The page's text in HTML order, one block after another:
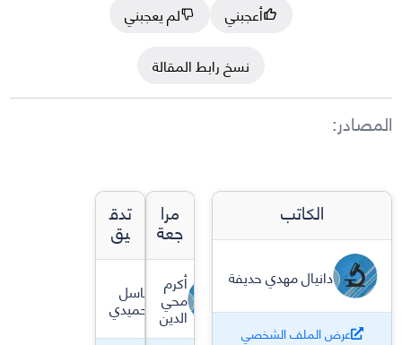
أعجبني
لم يعجبني
نسخ رابط المقالة
المصادر:
الكاتب
دانيال مهدي حديفة
عرض الملف الشخصي
مرا
جعة
أكرم
محي
الدين
تدق
يق
باسل
حميدي